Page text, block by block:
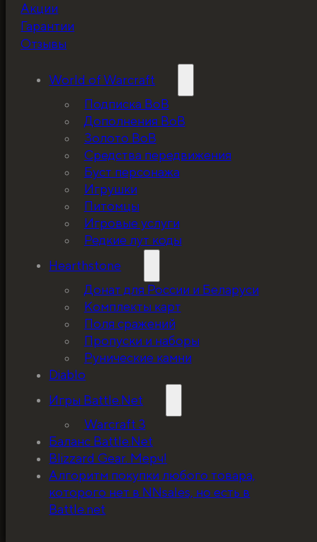
Акции
Гарантии
Отзывы
World of Warcraft
Подписка ВоВ
Дополнения ВоВ
Золото ВоВ
Средства передвижения
Буст персонажа
Игрушки
Питомцы
Игровые услуги
Редкие лут коды
Hearthstone
Донат для России и Беларуси
Комплекты карт
Поля сражений
Пропуски и наборы
Рунические камни
Diablo
Игры Battle.Net
Warcraft 3
Баланс Battle.Net
Blizzard Gear. Мерч!
Алгоритм покупки любого товара,
которого нет в NNsales, но есть в
Battle.net
5%, на весь ассортимент. Я хочу, чтобы
покупатель мог оценивать меня по
за ценники!